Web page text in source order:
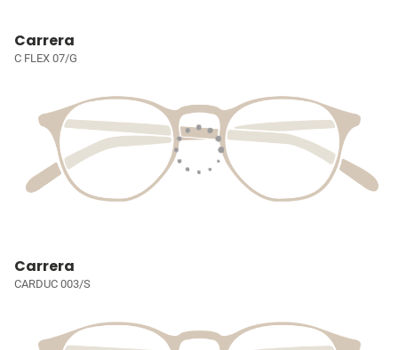
Carrera
C FLEX 07/G
Carrera
CARDUC 003/S